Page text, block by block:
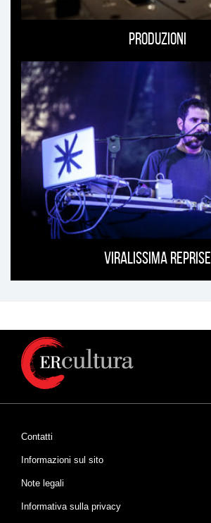
Produzioni
Viralissima Reprise
Contatti
Informazioni sul sito
Note legali
Informativa sulla privacy